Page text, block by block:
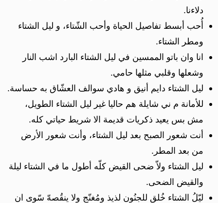
دلاءنا.
أُحب أبسط تفاصيل الحياة وأحب الشّتاء، و ليل الشتاء
ومطر الشتاء.
انا وان باتو الممسين في ليل الشتاء البارد اشب النار
وشعلها وقلبي مثلها حامي.
ليل الشتاء دايم أنيق و هادي سوالف العشّاق به حساسة.
للأمانة م ني شايلة هم حاليا غير ليل الشتاء الطويل،
مش بس يعيد ذكريات قديمة الا شريط حياتي كله.
أنت شعور الصبح بعد ليل الشتاء، وأنت شعور الأرض
من بعد المطر.
ليل الشتاء ولاّ ضحى القيض كلّه أطول ما في الشتاء ليلة
والقيض الضحى.
ليّلُ الشتاء خُلق للجنُون لذيذ ومُغنّج ولا ينقُصهّ سّوى ان